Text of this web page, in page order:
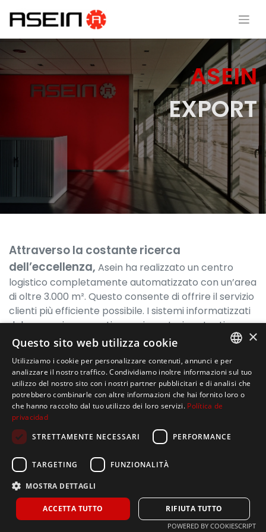
ASEIN
EXPORT
Attraverso la costante ricerca
dell’eccellenza, Asein ha realizzato un centro
logistico completamente automatizzato con un’area
di oltre 3.000 m². Questo consente di offrire il servizio
clienti più efficiente possibile. I sistemi informatizzati
del magazzino garantiscono inventari costanti e
accurati, seguendo criteri logistici di efficienza e
collaborano quotidianamente con Asein per
garantire tempi di consegna rapidi e senza
inconvenienti.
L’investimento nella tecnologia, sia nella nostra
fabbrica che attraverso i migliori partner europei,
definisce una chiara strategia orientata alla
soddisfazione del cliente.
SPANISH
ENGLISH
ITALIAN
×
Questo sito web utilizza cookie
Utilizziamo i cookie per personalizzare contenuti, annunci e per
analizzare il nostro traffico. Condividiamo inoltre informazioni sul tuo
utilizzo del nostro sito con i nostri partner pubblicitari e di analisi che
potrebbero combinarle con altre informazioni che hai fornito loro o
che hanno raccolto dal tuo utilizzo dei loro servizi. Política de
privacidad
STRETTAMENTE NECESSARI
PERFORMANCE
TARGETING FUNZIONALITÀ
MOSTRA DETTAGLI
ACCETTA TUTTO RIFIUTA TUTTO
POWERED BY COOKIESCRIPT